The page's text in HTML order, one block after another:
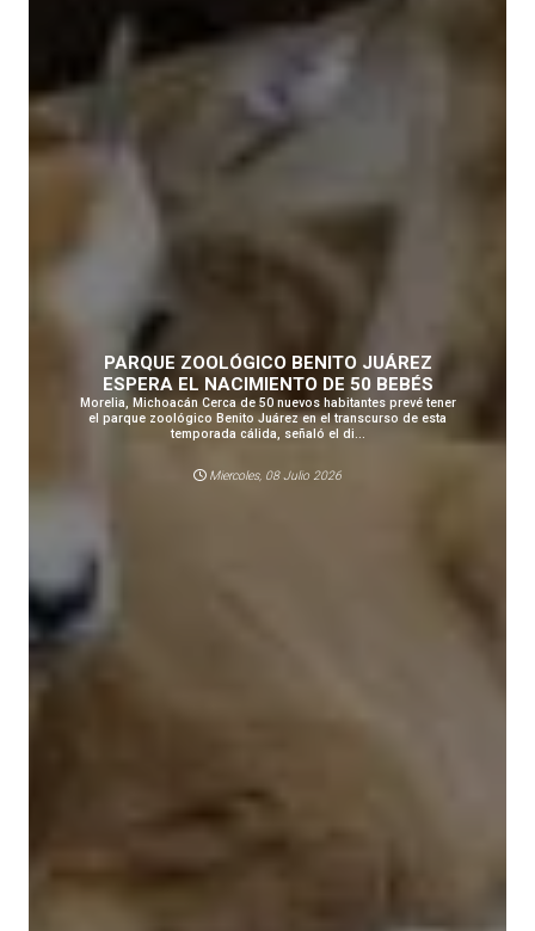
PARQUE ZOOLÓGICO BENITO JUÁREZ
ESPERA EL NACIMIENTO DE 50 BEBÉS
Morelia, Michoacán Cerca de 50 nuevos habitantes prevé tener
el parque zoológico Benito Juárez en el transcurso de esta
temporada cálida, señaló el di...
Miercoles, 08 Julio 2026